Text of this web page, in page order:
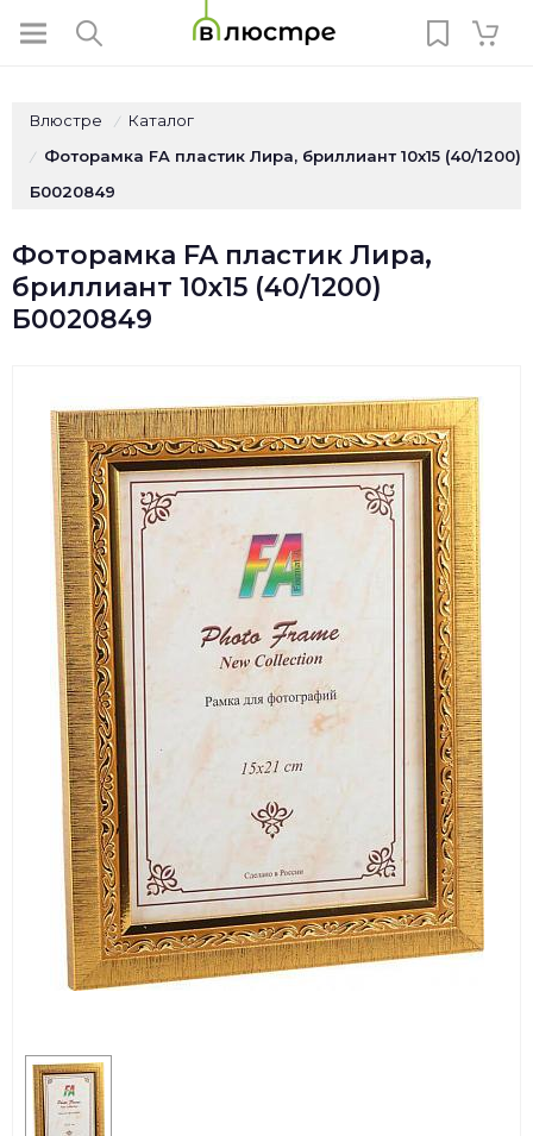
Влюстре / Каталог
/
Фоторамка FA пластик Лира, бриллиант 10х15 (40/1200)
Б0020849
Фоторамка FA пластик Лира,
бриллиант 10х15 (40/1200)
Б0020849